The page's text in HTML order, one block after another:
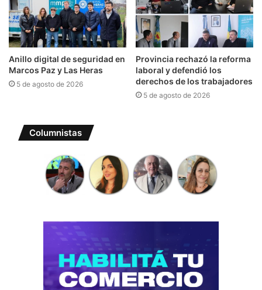
Anillo digital de seguridad en
Marcos Paz y Las Heras
5 de agosto de 2026
Provincia rechazó la reforma
laboral y defendió los
derechos de los trabajadores
5 de agosto de 2026
Columnistas